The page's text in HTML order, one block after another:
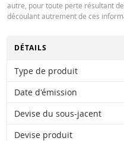
autre, pour toute perte résultant
découlant autrement de ces
CHANGER
DÉTAILS
Type de produit
Date d'émission
Devise du sous-jacent
Devise produit